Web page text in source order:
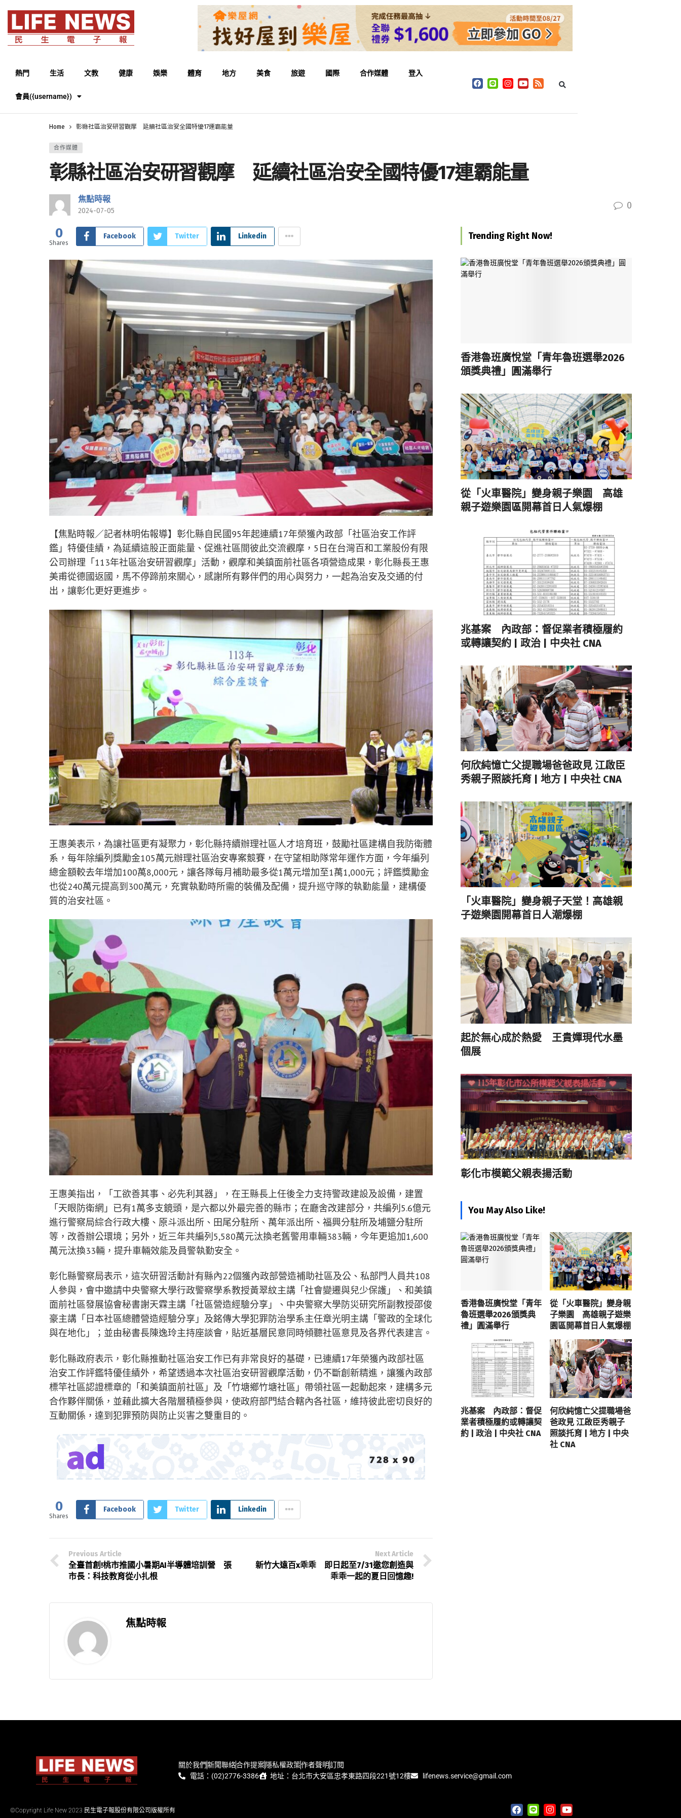
熱門 生活 文教 健康 娛樂 體育 地方 美食 旅遊 國際 合作媒體 登入
會員({username})
Home 彰縣社區治安研習觀摩 延續社區治安全國特優17連霸能量
合作媒體
彰縣社區治安研習觀摩 延續社區治安全國特優17連霸能量
焦點時報
2024-07-05 0
0
Shares
Facebook Twitter Linkedin
【焦點時報／記者林明佑報導】彰化縣自民國95年起連續17年榮獲內政部「社區治安工作評
鑑」特優佳績，為延續這股正面能量、促進社區間彼此交流觀摩，5日在台灣百和工業股份有限
公司辦理「113年社區治安研習觀摩」活動，觀摩和美鎮面前社區各項營造成果，彰化縣長王惠
美甫從德國返國，馬不停蹄前來關心，感謝所有夥伴們的用心與努力，一起為治安及交通的付
出，讓彰化更好更進步。
王惠美表示，為讓社區更有凝聚力，彰化縣持續辦理社區人才培育班，鼓勵社區建構自我防衛體
系，每年除編列獎勵金105萬元辦理社區治安專案競賽，在守望相助隊常年運作方面，今年編列
總金額較去年增加100萬8,000元，讓各隊每月補助最多從1萬元增加至1萬1,000元；評鑑獎勵金
也從240萬元提高到300萬元，充實執勤時所需的裝備及配備，提升巡守隊的執勤能量，建構優
質的治安社區。
王惠美指出，「工欲善其事、必先利其器」，在王縣長上任後全力支持警政建設及設備，建置
「天眼防衛網」已有1萬多支鏡頭，是六都以外最完善的縣市；在廳舍改建部分，共編列5.6億元
進行警察局綜合行政大樓、原斗派出所、田尾分駐所、萬年派出所、福興分駐所及埔鹽分駐所
等，改善辦公環境；另外，近三年共編列5,580萬元汰換老舊警用車輛383輛，今年更追加1,600
萬元汰換33輛，提升車輛效能及員警執勤安全。
彰化縣警察局表示，這次研習活動計有縣內22個獲內政部營造補助社區及公、私部門人員共108
人參與，會中邀請中央警察大學行政警察學系教授黃翠紋主講「社會變遷與兒少保護」、和美鎮
面前社區發展協會秘書謝天霖主講「社區營造經驗分享」、中央警察大學防災研究所副教授邵俊
豪主講「日本社區總體營造經驗分享」及銘傳大學犯罪防治學系主任章光明主講「警政的全球化
與在地化」；並由秘書長陳逸玲主持座談會，貼近基層民意同時傾聽社區意見及各界代表建言。
彰化縣政府表示，彰化縣推動社區治安工作已有非常良好的基礎，已連續17年榮獲內政部社區
治安工作評鑑特優佳績外，希望透過本次社區治安研習觀摩活動，仍不斷創新精進，讓獲內政部
標竿社區認證標章的「和美鎮面前社區」及「竹塘鄉竹塘社區」帶領社區一起動起來，建構多元
合作夥伴關係，並藉此擴大各階層積極參與，使政府部門結合轄內各社區，維持彼此密切良好的
互動關係，達到犯罪預防與防止災害之雙重目的。
0
Shares
Facebook Twitter Linkedin
Previous Article
全臺首創!桃市推國小暑期AI半導體培訓營 張
市長：科技教育從小扎根
Next Article
新竹大遠百x乖乖 即日起至7/31邀您創造與
乖乖一起的夏日回憶趣!
焦點時報
Trending Right Now!
香港魯班廣悅堂「青年魯班選舉2026
頒獎典禮」圓滿舉行
從「火車醫院」變身親子樂園 高雄
親子遊樂園區開幕首日人氣爆棚
兆基案 內政部：督促業者積極履約
或轉讓契約 | 政治 | 中央社 CNA
何欣純憶亡父提職場爸爸政見 江啟臣
秀親子照談托育 | 地方 | 中央社 CNA
「火車醫院」變身親子天堂！高雄親
子遊樂園開幕首日人潮爆棚
起於無心成於熱愛 王貴嬋現代水墨
個展
彰化市模範父親表揚活動
You May Also Like!
香港魯班廣悅堂「青年
魯班選舉2026頒獎典
禮」圓滿舉行
從「火車醫院」變身親
子樂園 高雄親子遊樂
園區開幕首日人氣爆棚
兆基案 內政部：督促
業者積極履約或轉讓契
約 | 政治 | 中央社 CNA
何欣純憶亡父提職場爸
爸政見 江啟臣秀親子
照談托育 | 地方 | 中央
社 CNA
關於我們新聞聯絡合作提案隱私權政策作者聲明訂閱
電話：(02)2776-3386
地址：台北市大安區忠孝東路四段221號12樓 lifenews.service@gmail.com
©Copyright Life New 2023 民生電子報股份有限公司版權所有